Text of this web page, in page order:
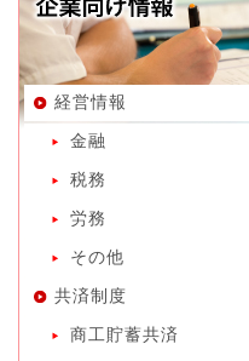
経営情報
金融
税務
労務
その他
共済制度
商工貯蓄共済